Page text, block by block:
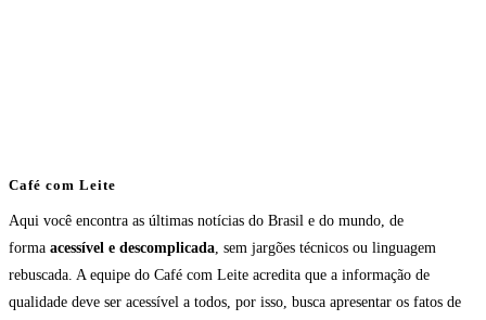
Café com Leite
Aqui você encontra as últimas notícias do Brasil e do mundo, de
forma acessível e descomplicada, sem jargões técnicos ou linguagem
rebuscada. A equipe do Café com Leite acredita que a informação de
qualidade deve ser acessível a todos, por isso, busca apresentar os fatos de